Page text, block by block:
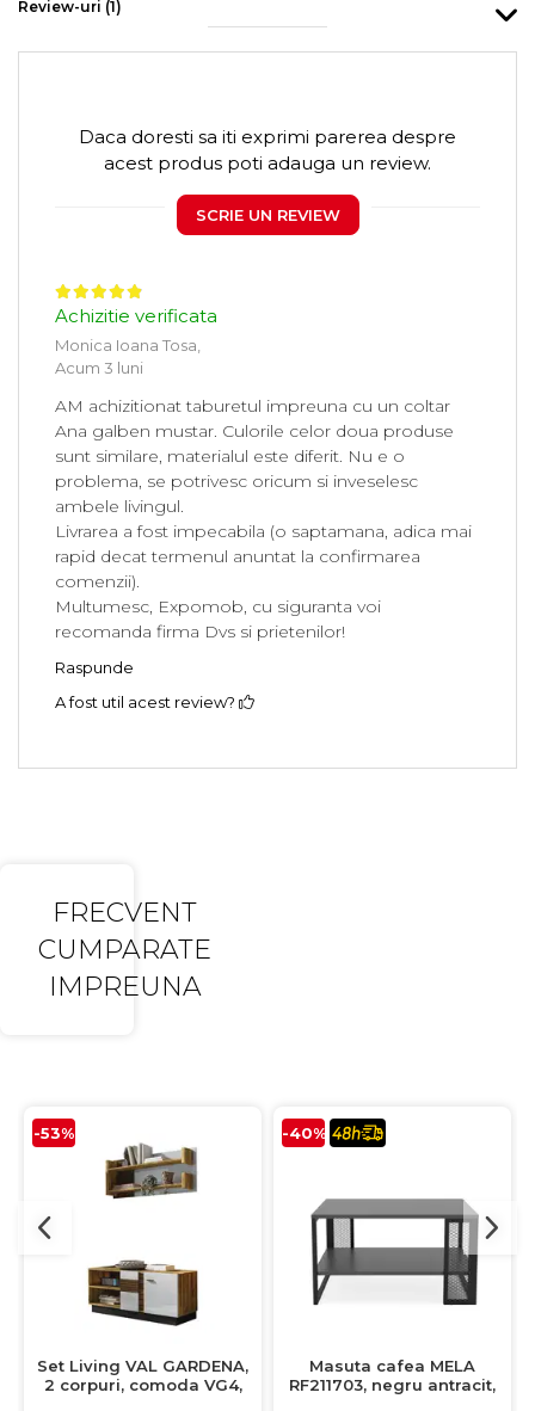
Review-uri (1)
Daca doresti sa iti exprimi parerea despre
acest produs poti adauga un review.
SCRIE UN REVIEW
Achizitie verificata
Monica Ioana Tosa,
Acum 3 luni
AM achizitionat taburetul impreuna cu un coltar
Ana galben mustar. Culorile celor doua produse
sunt similare, materialul este diferit. Nu e o
problema, se potrivesc oricum si inveselesc
ambele livingul.
Livrarea a fost impecabila (o saptamana, adica mai
rapid decat termenul anuntat la confirmarea
comenzii).
Multumesc, Expomob, cu siguranta voi
recomanda firma Dvs si prietenilor!
Raspunde
A fost util acest review?
FRECVENT
CUMPARATE
IMPREUNA
-53%
Set Living VAL GARDENA,
2 corpuri, comoda VG4,
-40%
Masuta cafea MELA
RF211703, negru antracit,